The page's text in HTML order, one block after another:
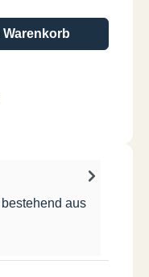
gewünschten
Warenkorb
aus